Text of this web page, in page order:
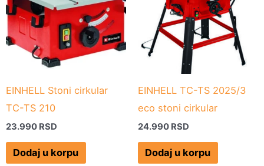
EINHELL Stoni cirkular
TC-TS 210
23.990 RSD
Dodaj u korpu
EINHELL TC-TS 2025/3
eco stoni cirkular
24.990 RSD
Dodaj u korpu